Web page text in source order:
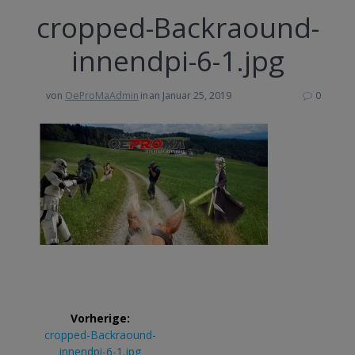
cropped-Backraound-
innendpi-6-1.jpg
von OeProMaAdmin inan Januar 25, 2019 0
Beitrags-
Navigation
Vorherige:
Vorheriger
Beitrag:
cropped-Backraound-
innendpi-6-1.jpg